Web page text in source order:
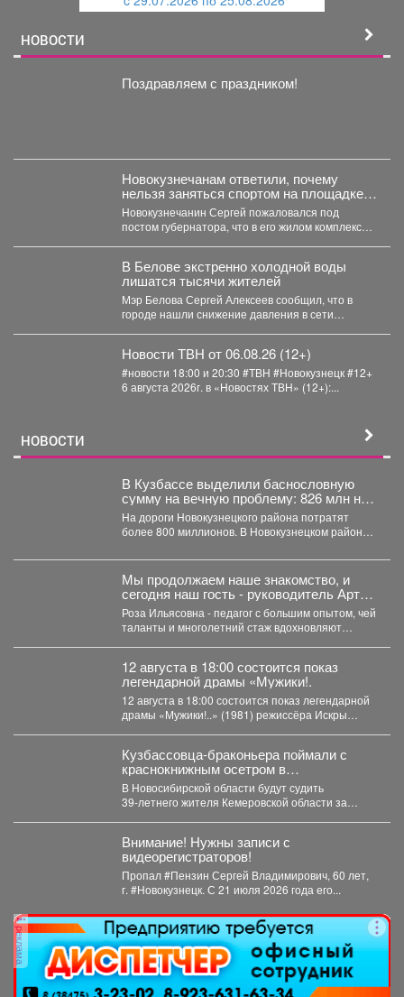
НОВОСТИ
Поздравляем с праздником!
Новокузнечанам ответили, почему
нельзя заняться спортом на площадке
лицея
Новокузнечанин Сергей пожаловался под
постом губернатора, что в его жилом комплексе
В Белове экстренно холодной воды
лишатся тысячи жителей
Мэр Белова Сергей Алексеев сообщил, что в
городе нашли снижение давления в сети
Новости ТВН от 06.08.26 (12+)
#новости 18:00 и 20:30 #ТВН #Новокузнецк #12+
6 августа 2026г. в «Новостях ТВН» (12+):...
НОВОСТИ
В Кузбассе выделили баснословную
сумму на вечную проблему: 826 млн на
ремонт
На дороги Новокузнецкого района потратят
более 800 миллионов. В Новокузнецком районе в
Мы продолжаем наше знакомство, и
сегодня наш гость - руководитель Арт-
студии «Просто интересно» - Некрасова
Роза Ильясовна.
Роза Ильясовна - педагог с большим опытом, чей
таланты и многолетний стаж вдохновляют
12 августа в 18:00 состоится показ
легендарной драмы «Мужики!.
12 августа в 18:00 состоится показ легендарной
драмы «Мужики!..» (1981) режиссёра Искры
Кузбассовца-браконьера поймали с
краснокнижным осетром в
Новосибирске
В Новосибирской области будут судить
39‑летнего жителя Кемеровской области за
Внимание! Нужны записи с
видеорегистраторов!
Пропал #Пензин Сергей Владимирович, 60 лет,
г. #Новокузнецк. С 21 июля 2026 года его...
реклама